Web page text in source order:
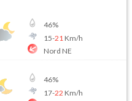
46%
15-21 Km/h
Nord NE
46%
17-22 Km/h